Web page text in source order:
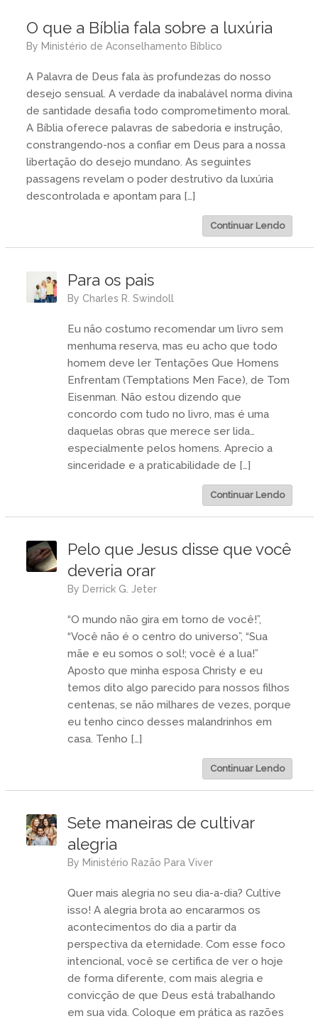
O que a Bíblia fala sobre a luxúria
by Ministério de Aconselhamento Bíblico
A Palavra de Deus fala às profundezas do nosso
desejo sensual. A verdade da inabalável norma divina
de santidade desafia todo comprometimento moral.
A Bíblia oferece palavras de sabedoria e instrução,
constrangendo-nos a confiar em Deus para a nossa
libertação do desejo mundano. As seguintes
passagens revelam o poder destrutivo da luxúria
descontrolada e apontam para […]
Continuar Lendo
Para os pais
by Charles R. Swindoll
Eu não costumo recomendar um livro sem
menhuma reserva, mas eu acho que todo
homem deve ler Tentações Que Homens
Enfrentam (Temptations Men Face), de Tom
Eisenman. Não estou dizendo que
concordo com tudo no livro, mas é uma
daquelas obras que merece ser lida…
especialmente pelos homens. Aprecio a
sinceridade e a praticabilidade de […]
Continuar Lendo
Pelo que Jesus disse que você
deveria orar
by Derrick G. Jeter
“O mundo não gira em torno de você!”,
“Você não é o centro do universo”, “Sua
mãe e eu somos o sol!; você é a lua!”
Aposto que minha esposa Christy e eu
temos dito algo parecido para nossos filhos
centenas, se não milhares de vezes, porque
eu tenho cinco desses malandrinhos em
casa. Tenho […]
Continuar Lendo
Sete maneiras de cultivar
alegria
by Ministério Razão Para Viver
Quer mais alegria no seu dia-a-dia? Cultive
isso! A alegria brota ao encararmos os
acontecimentos do dia a partir da
perspectiva da eternidade. Com esse foco
intencional, você se certifica de ver o hoje
de forma diferente, com mais alegria e
convicção de que Deus está trabalhando
em sua vida. Coloque em prática as razões